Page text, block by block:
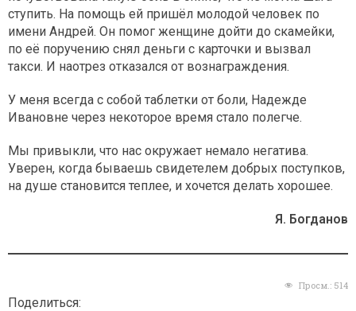
ступить. На помощь ей пришёл молодой человек по
имени Андрей. Он помог женщине дойти до скамейки,
по её поручению снял деньги с карточки и вызвал
такси. И наотрез отказался от вознаграждения.
У меня всегда с собой таблетки от боли, Надежде
Ивановне через некоторое время стало полегче.
Мы привыкли, что нас окружает немало негатива.
Уверен, когда бываешь свидетелем добрых поступков,
на душе становится теплее, и хочется делать хорошее.
Я. Богданов
Просм.: 514
Поделиться: